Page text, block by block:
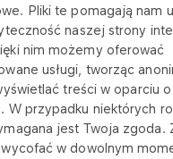
Pliki te pomagają nam
naszej strony
nim możemy oferować
usługi, tworząc
treści w oparciu
W przypadku niektórych
jest Twoja zgoda.
w dowolnym
fundacji